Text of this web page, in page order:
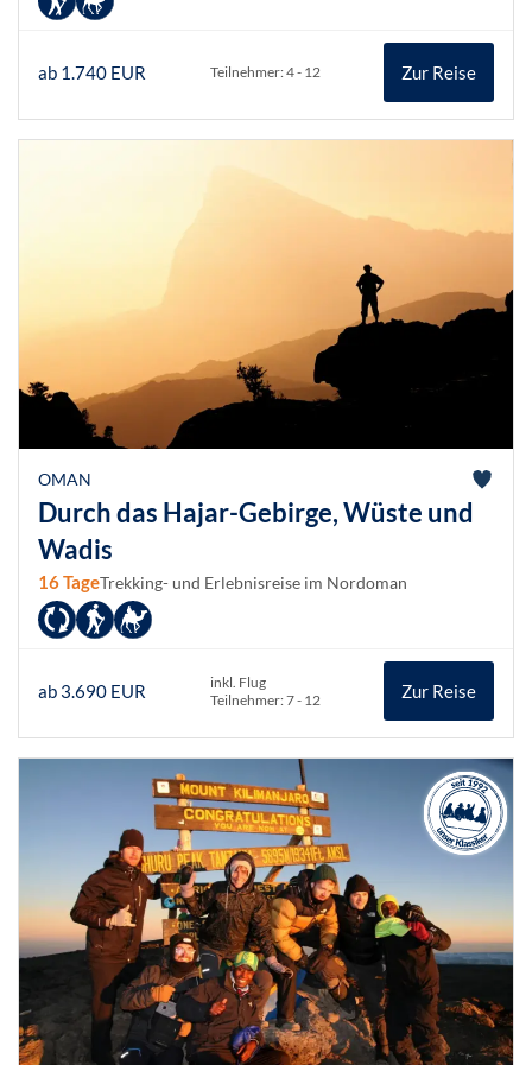
ab 1.740 EUR Teilnehmer: 4 - 12 Zur Reise
OMAN
Durch das Hajar-Gebirge, Wüste und
Wadis
16 TageTrekking- und Erlebnisreise im Nordoman
ab 3.690 EUR
inkl. Flug
Teilnehmer: 7 - 12
Zur Reise